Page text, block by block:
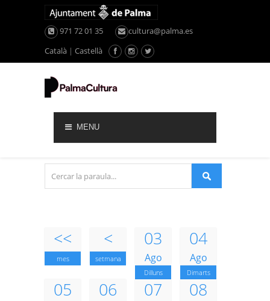
971 72 01 35
cultura@palma.es
Català | Castellà
MENU
<<
mes
<
setmana
03
Ago
Dilluns
04
Ago
Dimarts
05 06 07 08